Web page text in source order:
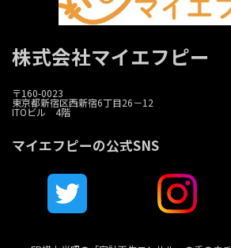
株式会社マイエフピー
〒160-0023
東京都新宿区西新宿6丁目26－12
ITOビル 4階
マイエフピーの公式SNS